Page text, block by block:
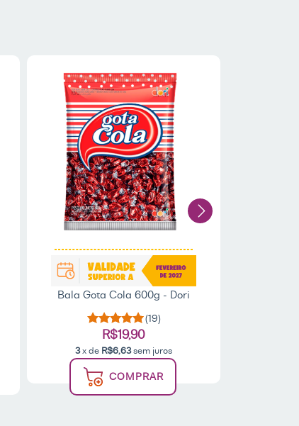
Bala Gota Cola 600g - Dori
(19)
R$19,90
3x de R$6,63sem juros
COMPRAR